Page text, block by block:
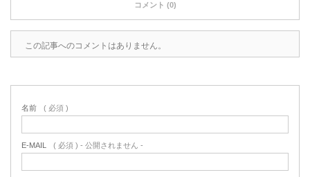
コメント (0)
この記事へのコメントはありません。
名前 ( 必須 )
E-MAIL ( 必須 ) - 公開されません -